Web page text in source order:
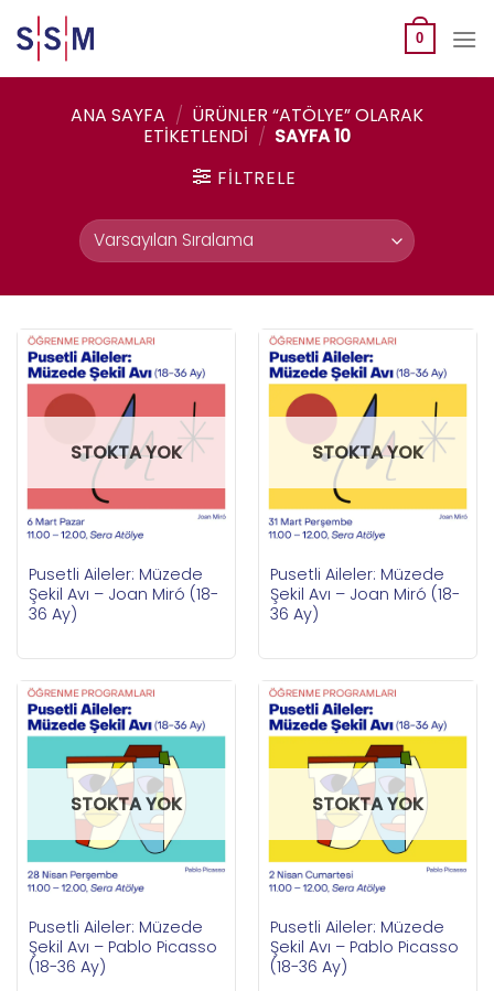
to
content
0
ANA SAYFA / ÜRÜNLER “ATÖLYE” OLARAK
ETIKETLENDI / SAYFA 10
FILTRELE
STOKTA YOK
Pusetli Aileler: Müzede
Şekil Avı – Joan Miró (18-
36 Ay)
STOKTA YOK
Pusetli Aileler: Müzede
Şekil Avı – Joan Miró (18-
36 Ay)
STOKTA YOK
Pusetli Aileler: Müzede
Şekil Avı – Pablo Picasso
(18-36 Ay)
STOKTA YOK
Pusetli Aileler: Müzede
Şekil Avı – Pablo Picasso
(18-36 Ay)